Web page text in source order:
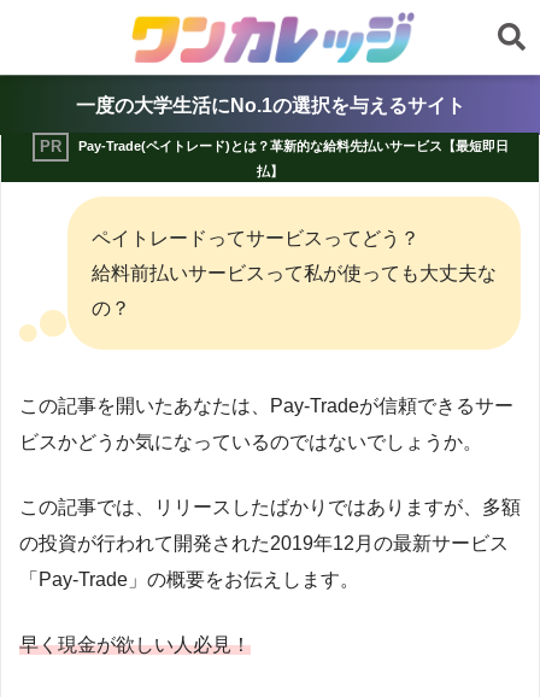
一度の大学生活にNo.1の選択を与えるサイト
Pay-Trade(ペイトレード)とは？革新的な給料先払いサービス【最短即日
払】
ペイトレードってサービスってどう？
給料前払いサービスって私が使っても大丈夫な
の？
この記事を開いたあなたは、Pay-Tradeが信頼できるサー
ビスかどうか気になっているのではないでしょうか。
この記事では、リリースしたばかりではありますが、多額
の投資が行われて開発された2019年12月の最新サービス
「Pay-Trade」の概要をお伝えします。
早く現金が欲しい人必見！